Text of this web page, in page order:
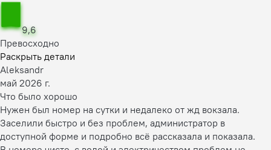
9,6
Превосходно
Раскрыть детали
Aleksandr
май 2026 г.
Что было хорошо
Нужен был номер на сутки и недалеко от жд вокзала.
Заселили быстро и без проблем, администратор в
доступной форме и подробно всё рассказала и показала.